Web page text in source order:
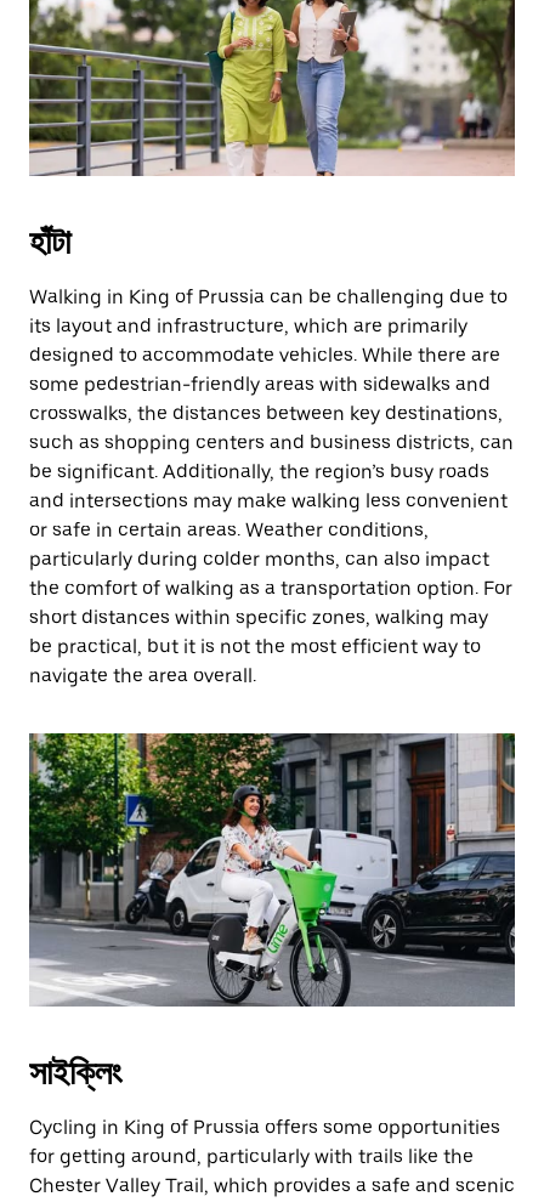
escape
button
to
close
the
calendar.
হাঁটা
Walking in King of Prussia can be challenging due to
its layout and infrastructure, which are primarily
designed to accommodate vehicles. While there are
some pedestrian-friendly areas with sidewalks and
crosswalks, the distances between key destinations,
such as shopping centers and business districts, can
be significant. Additionally, the region’s busy roads
and intersections may make walking less convenient
or safe in certain areas. Weather conditions,
particularly during colder months, can also impact
the comfort of walking as a transportation option. For
short distances within specific zones, walking may
be practical, but it is not the most efficient way to
navigate the area overall.
সাইক্লিং
Cycling in King of Prussia offers some opportunities
for getting around, particularly with trails like the
Chester Valley Trail, which provides a safe and scenic